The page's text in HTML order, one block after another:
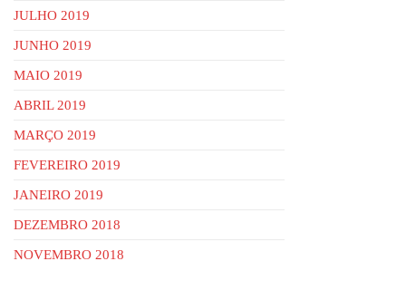
JULHO 2019
JUNHO 2019
MAIO 2019
ABRIL 2019
MARÇO 2019
FEVEREIRO 2019
JANEIRO 2019
DEZEMBRO 2018
NOVEMBRO 2018